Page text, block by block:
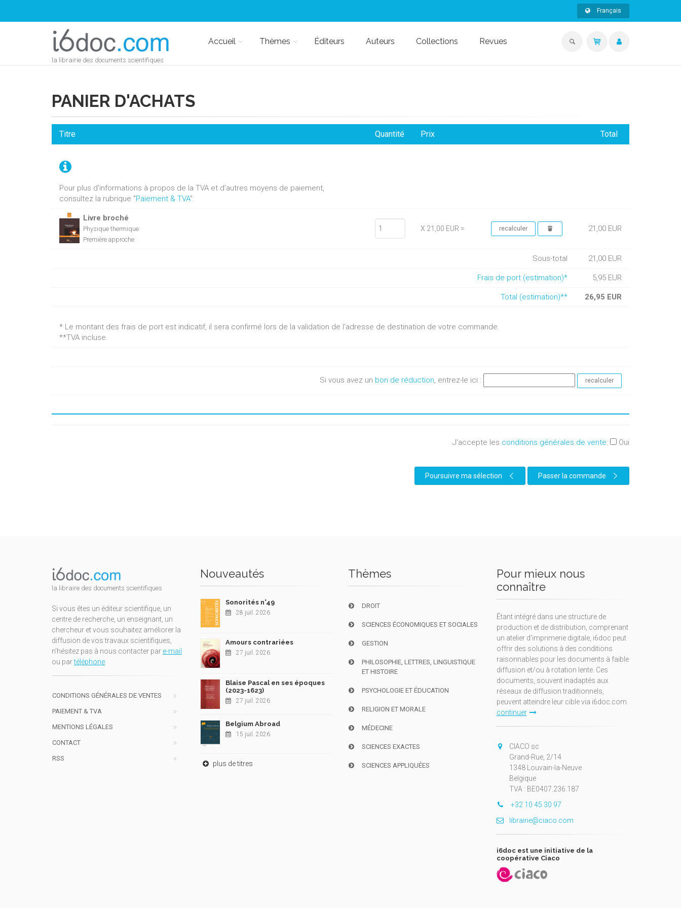
Français
la librairie des documents scientifiques
Accueil Thèmes Éditeurs Auteurs Collections Revues
PANIER D'ACHATS
Pour plus d'informations à propos de la TVA et d'autres moyens de paiement,
consultez la rubrique "Paiement & TVA".
Titre Quantité Prix Total
Livre broché
Physique thermique
Première approche
X 21,00 EUR = 21,00 EUR
Sous-total 21,00 EUR
Frais de port (estimation)* 5,95 EUR
Total (estimation)** 26,95 EUR
* Le montant des frais de port est indicatif, il sera confirmé lors de la validation de l'adresse de destination de votre commande.
**TVA incluse.
Si vous avez un bon de réduction, entrez-le ici :
J'accepte les conditions générales de vente: Oui
Poursuivre ma sélection Passer la commande
la libraire des documents scientifiques
Si vous êtes un éditeur scientifique, un
centre de recherche, un enseignant, un
chercheur et vous souhaitez améliorer la
diffusion de vos travaux scientifiques,
n'hésitez pas à nous contacter par e-mail
ou partéléphone.
CONDITIONS GÉNÉRALES DE VENTES
PAIEMENT & TVA
MENTIONS LÉGALES
CONTACT
RSS
Nouveautés
Sonorités n°49
28 juil. 2026
Amours contrariées
27 juil. 2026
Blaise Pascal en ses époques
(2023-1623)
27 juil. 2026
Belgium Abroad
15 juil. 2026
plus de titres
Thèmes
DROIT
SCIENCES ÉCONOMIQUES ET SOCIALES
GESTION
PHILOSOPHIE, LETTRES, LINGUISTIQUE
ET HISTOIRE
PSYCHOLOGIE ET ÉDUCATION
RELIGION ET MORALE
MÉDECINE
SCIENCES EXACTES
SCIENCES APPLIQUÉES
Pour mieux nous
connaître
Étant intégré dans une structure de
production et de distribution, comprenant
un atelier d'imprimerie digitale, i6doc peut
offrir des solutions à des conditions
raisonnables pour les documents à faible
diffusion et/ou à rotation lente. Ces
documents, souvent inadaptés aux
réseaux de diffusion traditionnels,
peuvent atteindre leur cible via i6doc.com.
continuer
CIACO sc
Grand-Rue, 2/14
1348 Louvain-la-Neuve
Belgique
TVA : BE0407.236.187
+32 10 45 30 97
librairie@ciaco.com
i6doc est une initiative de la
coopérative Ciaco